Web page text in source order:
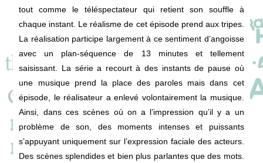
tout comme le téléspectateur qui retient son souffle à
chaque instant. Le réalisme de cet épisode prend aux tripes.
La réalisation participe largement à ce sentiment d’angoisse
avec un plan-séquence de 13 minutes et tellement
saisissant. La série a recourt à des instants de pause où
une musique prend la place des paroles mais dans cet
épisode, le réalisateur a enlevé volontairement la musique.
Ainsi, dans ces scènes où on a l’impression qu’il y a un
problème de son, des moments intenses et puissants
s’appuyant uniquement sur l’expression faciale des acteurs.
Des scènes splendides et bien plus parlantes que des mots.